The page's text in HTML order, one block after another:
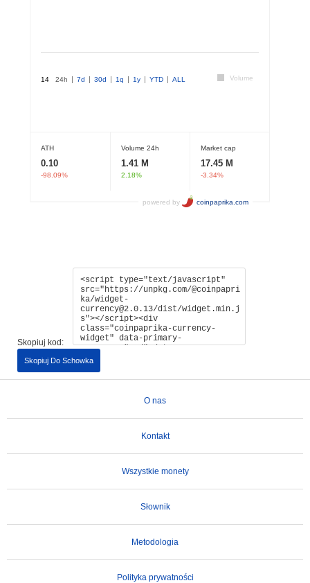
Skopiuj kod:
Skopiuj Do Schowka
O nas
Kontakt
Wszystkie monety
Słownik
Metodologia
Polityka prywatności